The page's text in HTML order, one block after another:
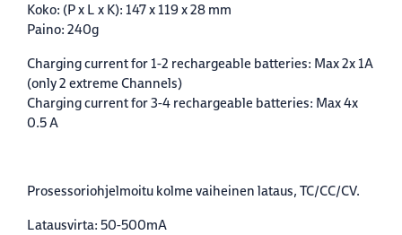
Koko: (P x L x K): 147 x 119 x 28 mm
Paino: 240g
Charging current for 1-2 rechargeable batteries: Max 2x 1A
(only 2 extreme Channels)
Charging current for 3-4 rechargeable batteries: Max 4x
0.5 A
Prosessoriohjelmoitu kolme vaiheinen lataus, TC/CC/CV.
Latausvirta: 50-500mA